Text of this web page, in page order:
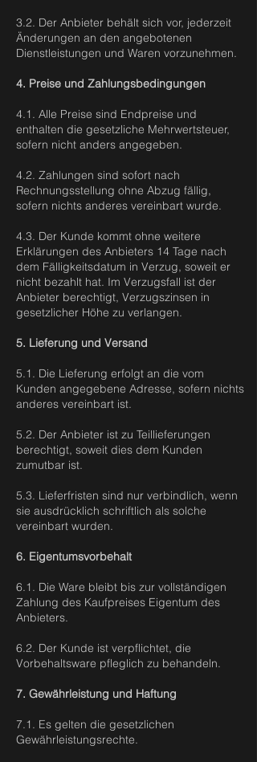
3.2. Der Anbieter behält sich vor, jederzeit
Änderungen an den angebotenen
Dienstleistungen und Waren vorzunehmen.
4. Preise und Zahlungsbedingungen
4.1. Alle Preise sind Endpreise und
enthalten die gesetzliche Mehrwertsteuer,
sofern nicht anders angegeben.
4.2. Zahlungen sind sofort nach
Rechnungsstellung ohne Abzug fällig,
sofern nichts anderes vereinbart wurde.
4.3. Der Kunde kommt ohne weitere
Erklärungen des Anbieters 14 Tage nach
dem Fälligkeitsdatum in Verzug, soweit er
nicht bezahlt hat. Im Verzugsfall ist der
Anbieter berechtigt, Verzugszinsen in
gesetzlicher Höhe zu verlangen.
5. Lieferung und Versand
5.1. Die Lieferung erfolgt an die vom
Kunden angegebene Adresse, sofern nichts
anderes vereinbart ist.
5.2. Der Anbieter ist zu Teillieferungen
berechtigt, soweit dies dem Kunden
zumutbar ist.
5.3. Lieferfristen sind nur verbindlich, wenn
sie ausdrücklich schriftlich als solche
vereinbart wurden.
6. Eigentumsvorbehalt
6.1. Die Ware bleibt bis zur vollständigen
Zahlung des Kaufpreises Eigentum des
Anbieters.
6.2. Der Kunde ist verpflichtet, die
Vorbehaltsware pfleglich zu behandeln.
7. Gewährleistung und Haftung
7.1. Es gelten die gesetzlichen
Gewährleistungsrechte.